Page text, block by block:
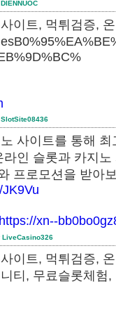
DIENNUOC
이트, 먹튀검증,
SlotSite08436
사이트를 통해
라인 슬롯과 카지
와 프로모션을 받
https://xn--
LiveCasino326
이트, 먹튀검증,
티, 무료슬롯체험